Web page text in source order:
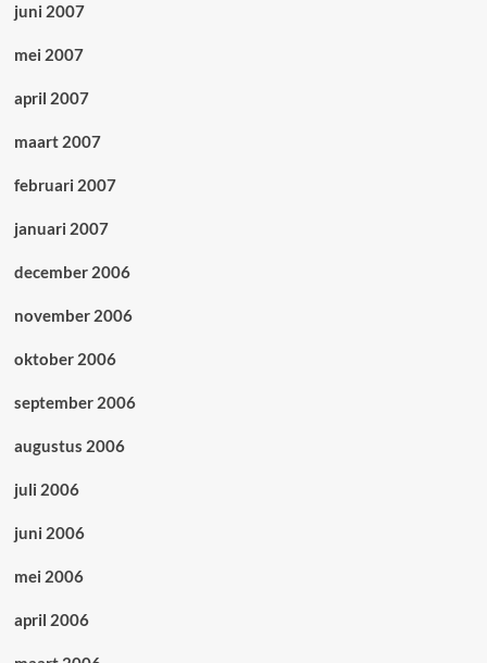
juni 2007
mei 2007
april 2007
maart 2007
februari 2007
januari 2007
december 2006
november 2006
oktober 2006
september 2006
augustus 2006
juli 2006
juni 2006
mei 2006
april 2006